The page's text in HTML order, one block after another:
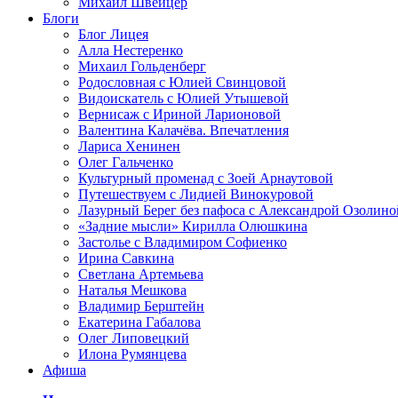
Блоги
Блог Лицея
Алла Нестеренко
Михаил Гольденберг
Родословная с Юлией Свинцовой
Видоискатель с Юлией Утышевой
Вернисаж с Ириной Ларионовой
Валентина Калачёва. Впечатления
Лариса Хенинен
Олег Гальченко
Культурный променад с Зоей Арнаутовой
Путешествуем с Лидией Винокуровой
Лазурный Берег без пафоса с Александрой
«Задние мысли» Кирилла Олюшкина
Застолье с Владимиром Софиенко
Ирина Савкина
Светлана Артемьева
Наталья Мешкова
Владимир Берштейн
Екатерина Габалова
Олег Липовецкий
Илона Румянцева
Афиша